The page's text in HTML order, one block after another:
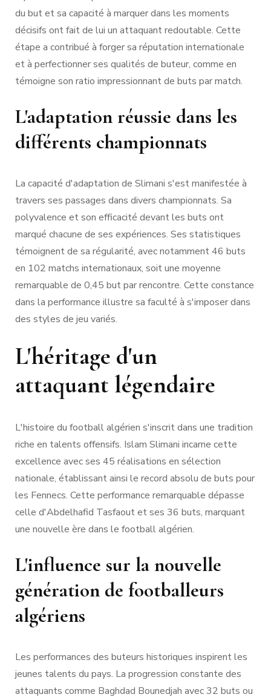
du but et sa capacité à marquer dans les moments
décisifs ont fait de lui un attaquant redoutable. Cette
étape a contribué à forger sa réputation internationale
et à perfectionner ses qualités de buteur, comme en
témoigne son ratio impressionnant de buts par match.
L'adaptation réussie dans les
différents championnats
La capacité d'adaptation de Slimani s'est manifestée à
travers ses passages dans divers championnats. Sa
polyvalence et son efficacité devant les buts ont
marqué chacune de ses expériences. Ses statistiques
témoignent de sa régularité, avec notamment 46 buts
en 102 matchs internationaux, soit une moyenne
remarquable de 0,45 but par rencontre. Cette constance
dans la performance illustre sa faculté à s'imposer dans
des styles de jeu variés.
L'héritage d'un
attaquant légendaire
L'histoire du football algérien s'inscrit dans une tradition
riche en talents offensifs. Islam Slimani incarne cette
excellence avec ses 45 réalisations en sélection
nationale, établissant ainsi le record absolu de buts pour
les Fennecs. Cette performance remarquable dépasse
celle d'Abdelhafid Tasfaout et ses 36 buts, marquant
une nouvelle ère dans le football algérien.
L'influence sur la nouvelle
génération de footballeurs
algériens
Les performances des buteurs historiques inspirent les
jeunes talents du pays. La progression constante des
attaquants comme Baghdad Bounedjah avec 32 buts ou